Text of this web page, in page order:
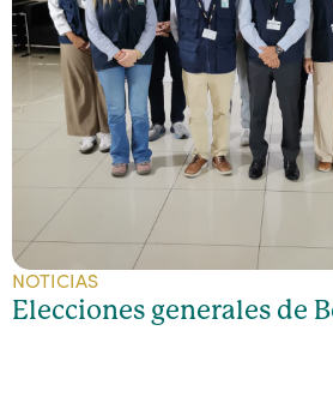
NOTICIAS
Elecciones generales de